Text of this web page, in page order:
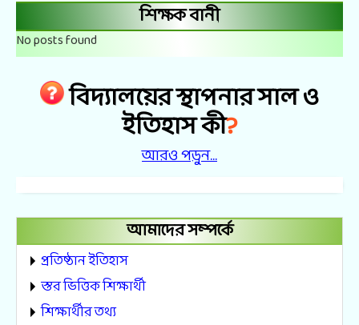
শিক্ষক বানী
No posts found
বিদ্যালয়ের স্থাপনার সাল ও
ইতিহাস কী?
আরও পড়ুন...
আমাদের সম্পর্কে
প্রতিষ্ঠান ইতিহাস
স্তর ভিত্তিক শিক্ষার্থী
শিক্ষার্থীর তথ্য